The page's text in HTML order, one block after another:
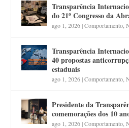
Transparência
do 21º Congresso da
ago 1, 2026|Comportamento ,
Transparência
40 propostas
estaduais
ago 1, 2026|Comportamento ,
Presidente da
comemorações dos 10
ago 1, 2026|Comportamento ,